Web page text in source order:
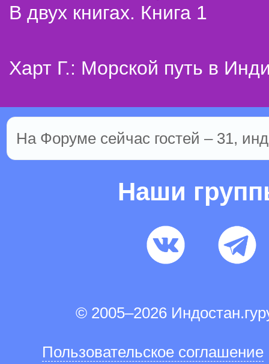
В двух книгах. Книга 1
Харт Г.: Морской путь в
На Форуме сейчас гостей – 31,
Наши
© 2005–2026
Пользовательское соглашение